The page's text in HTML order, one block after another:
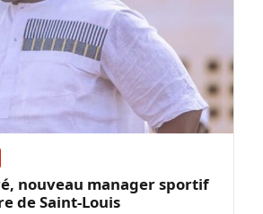
nouveau manager sportif
de Saint-Louis